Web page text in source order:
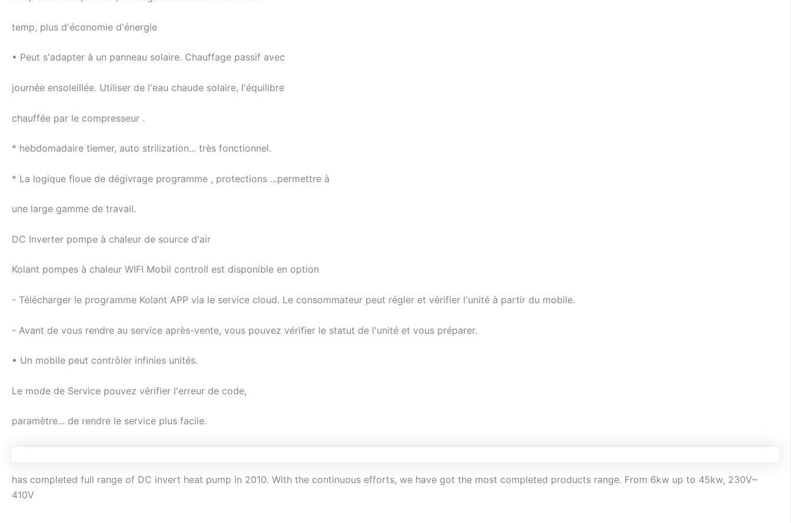
temp, plus d'économie d'énergie
• Peut s'adapter à un panneau solaire. Chauffage passif avec
journée ensoleillée. Utiliser de l'eau chaude solaire, l'équilibre
chauffée par le compresseur .
* hebdomadaire tiemer, auto strilization... très fonctionnel.
* La logique floue de dégivrage programme , protections ...permettre à
une large gamme de travail.
DC Inverter pompe à chaleur de source d'air
Kolant pompes à chaleur WIFI Mobil controll est disponible en option
- Télécharger le programme Kolant APP via le service cloud. Le consommateur peut régler et vérifier l'unité à partir du mobile.
- Avant de vous rendre au service après-vente, vous pouvez vérifier le statut de l'unité et vous préparer.
• Un mobile peut contrôler infinies unités.
Le mode de Service pouvez vérifier l'erreur de code,
paramètre... de rendre le service plus facile.
has completed full range of DC invert heat pump in 2010. With the continuous efforts, we have got the most completed products range. From 6kw up to 45kw, 230V~
410V